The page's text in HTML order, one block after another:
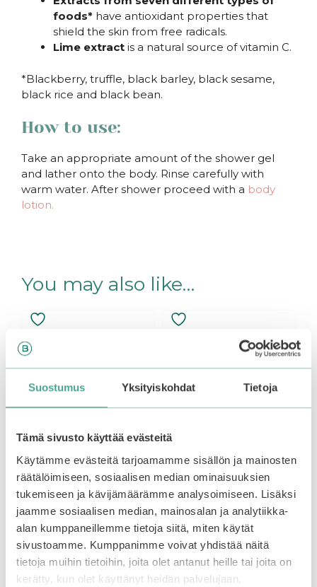
Suostumus Yksityiskohdat Tietoja
Tämä sivusto käyttää evästeitä
Käytämme evästeitä tarjoamamme sisällön ja mainosten
räätälöimiseen, sosiaalisen median ominaisuuksien
tukemiseen ja kävijämäärämme analysoimiseen. Lisäksi
jaamme sosiaalisen median, mainosalan ja analytiikka-
alan kumppaneillemme tietoja siitä, miten käytät
sivustoamme. Kumppanimme voivat yhdistää näitä
tietoja muihin tietoihin, joita olet antanut heille tai joita on
kerätty, kun olet käyttänyt heidän palvelujaan.
foods* have antioxidant properties that
shield the skin from free radicals.
Lime extract is a natural source of vitamin C.
*Blackberry, truffle, black barley, black sesame,
black rice and black bean.
How to use:
Take an appropriate amount of the shower gel
and lather onto the body. Rinse carefully with
warm water. After shower proceed with a body
lotion.
You may also like…
Mizon | My Relaxing
Time Body Wash
Blueberry
o
t
11,90€
Mizon | My Relaxing
Time Body Wash
Peach
o
t
11,90€
Out of stock.